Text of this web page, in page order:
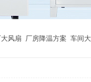
风扇 厂房降温方案 车间